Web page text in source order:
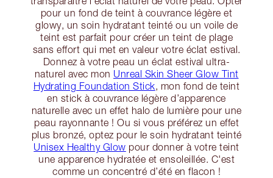
pour un fond de teint à couvrance légère et
glowy, un soin hydratant teinté ou un voile de
teint est parfait pour créer un teint de plage
sans effort qui met en valeur votre éclat estival.
Donnez à votre peau un éclat estival ultra-
naturel avec mon Unreal Skin Sheer Glow Tint
Hydrating Foundation Stick, mon fond de teint
en stick à couvrance légère d’apparence
naturelle avec un effet halo de lumière pour une
peau rayonnante ! Ou si vous préférez un effet
plus bronzé, optez pour le soin hydratant teinté
Unisex Healthy Glow pour donner à votre teint
une apparence hydratée et ensoleillée. C'est
comme un concentré d’été en flacon !